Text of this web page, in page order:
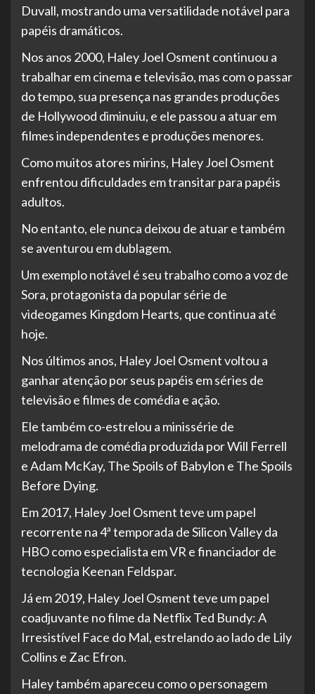
Duvall, mostrando uma versatilidade notável para
papéis dramáticos.
Nos anos 2000, Haley Joel Osment continuou a
trabalhar em cinema e televisão, mas com o passar
do tempo, sua presença nas grandes produções
de Hollywood diminuiu, e ele passou a atuar em
filmes independentes e produções menores.
Como muitos atores mirins, Haley Joel Osment
enfrentou dificuldades em transitar para papéis
adultos.
No entanto, ele nunca deixou de atuar e também
se aventurou em dublagem.
Um exemplo notável é seu trabalho como a voz de
Sora, protagonista da popular série de
videogames Kingdom Hearts, que continua até
hoje.
Nos últimos anos, Haley Joel Osment voltou a
ganhar atenção por seus papéis em séries de
televisão e filmes de comédia e ação.
Ele também co-estrelou a minissérie de
melodrama de comédia produzida por Will Ferrell
e Adam McKay, The Spoils of Babylon e The Spoils
Before Dying.
Em 2017, Haley Joel Osment teve um papel
recorrente na 4ª temporada de Silicon Valley da
HBO como especialista em VR e financiador de
tecnologia Keenan Feldspar.
Já em 2019, Haley Joel Osment teve um papel
coadjuvante no filme da Netflix Ted Bundy: A
Irresistível Face do Mal, estrelando ao lado de Lily
Collins e Zac Efron.
Haley também apareceu como o personagem